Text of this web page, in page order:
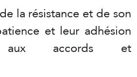
la résistance et de son
et leur adhésion
aux accords et